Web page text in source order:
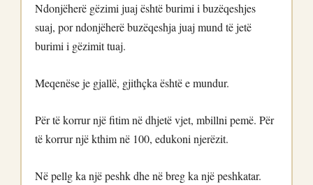
Ndonjëherë gëzimi juaj është burimi i buzëqeshjes
suaj, por ndonjëherë buzëqeshja juaj mund të jetë
burimi i gëzimit tuaj.
Meqenëse je gjallë, gjithçka është e mundur.
Për të korrur një fitim në dhjetë vjet, mbillni pemë. Për
të korrur një kthim në 100, edukoni njerëzit.
Në pellg ka një peshk dhe në breg ka një peshkatar.